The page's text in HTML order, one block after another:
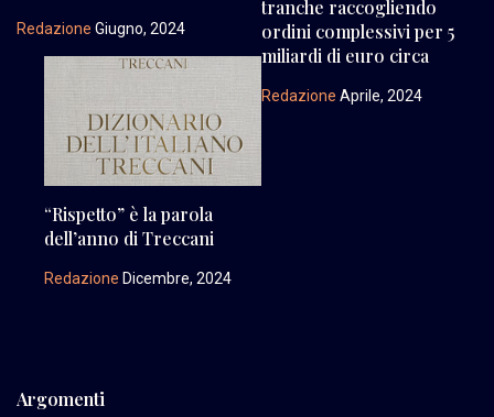
tranche raccogliendo
ordini complessivi per 5
miliardi di euro circa
Redazione Aprile, 2024
Redazione Giugno, 2024
“Rispetto” è la parola
dell’anno di Treccani
Redazione Dicembre, 2024
Argomenti